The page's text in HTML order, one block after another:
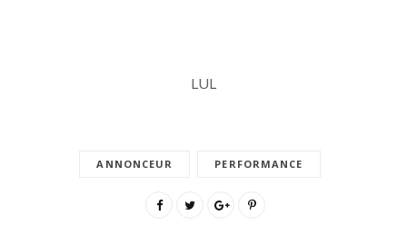
LUL
ANNONCEUR PERFORMANCE